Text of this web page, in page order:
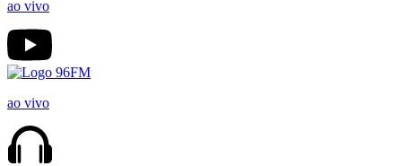
ao vivo
ao vivo